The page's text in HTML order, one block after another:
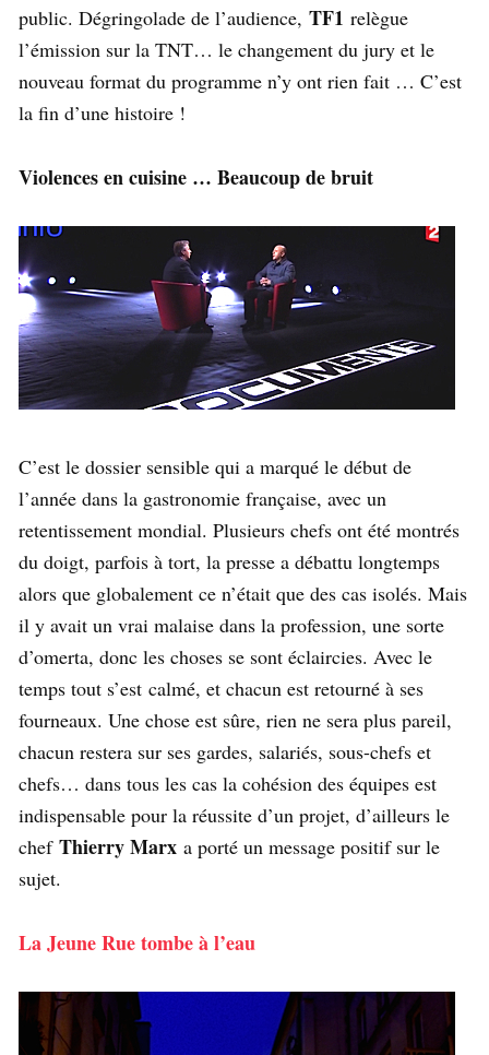
public. Dégringolade de l’audience, TF1 relègue
l’émission sur la TNT… le changement du jury et le
nouveau format du programme n’y ont rien fait … C’est
la fin d’une histoire !
Violences en cuisine … Beaucoup de bruit
C’est le dossier sensible qui a marqué le début de
l’année dans la gastronomie française, avec un
retentissement mondial. Plusieurs chefs ont été montrés
du doigt, parfois à tort, la presse a débattu longtemps
alors que globalement ce n’était que des cas isolés. Mais
il y avait un vrai malaise dans la profession, une sorte
d’omerta, donc les choses se sont éclaircies. Avec le
temps tout s’est calmé, et chacun est retourné à ses
fourneaux. Une chose est sûre, rien ne sera plus pareil,
chacun restera sur ses gardes, salariés, sous-chefs et
chefs… dans tous les cas la cohésion des équipes est
indispensable pour la réussite d’un projet, d’ailleurs le
chef Thierry Marx a porté un message positif sur le
sujet.
La Jeune Rue tombe à l’eau